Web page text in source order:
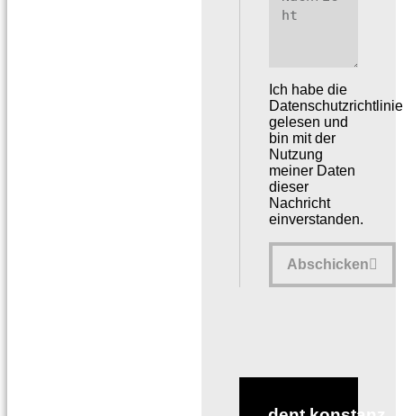
Ich habe die
gelesen und
bin mit der
Nutzung
meiner Daten
dieser
Nachricht
einverstanden.
Abschicken